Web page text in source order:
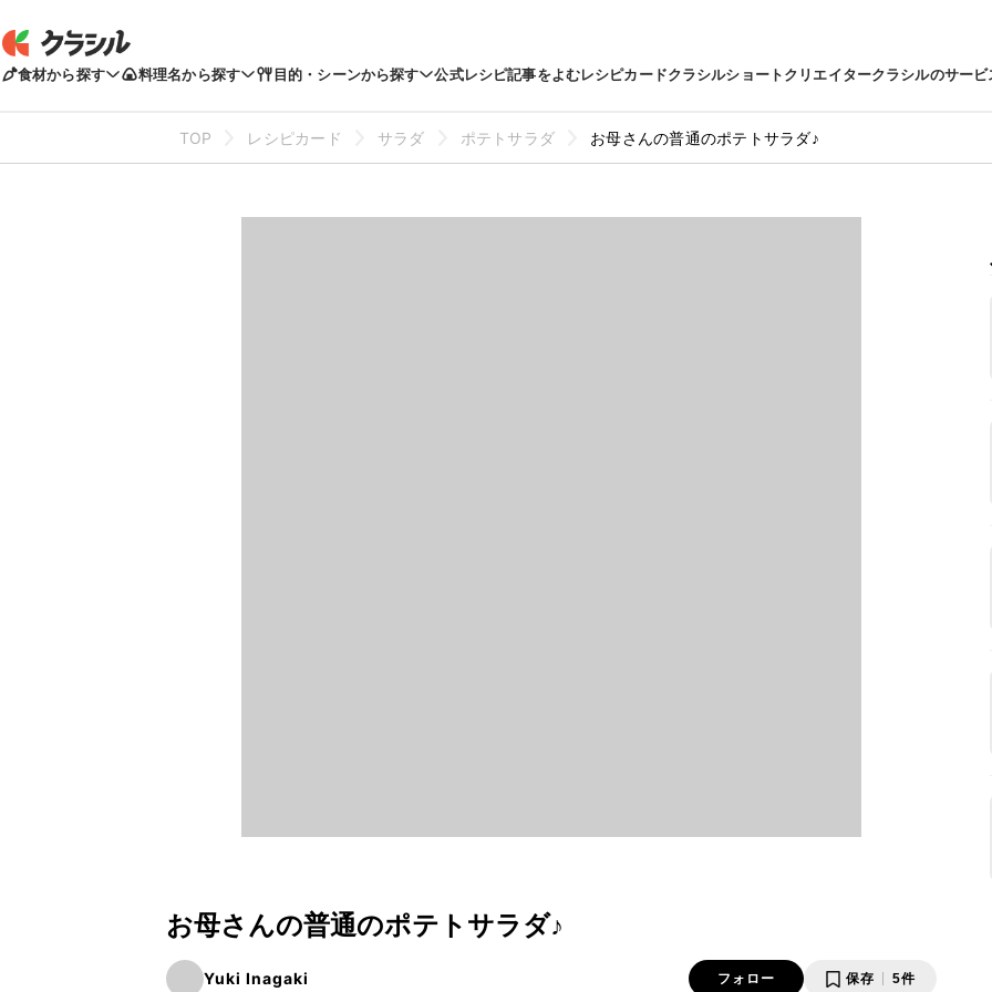
食材から探す 料理名から探す 目的・シーンから探す 公式レシピ記事をよむレシピカードクラシルショートクリエイタークラシルのサービ
TOP レシピカード サラダ ポテトサラダ お母さんの普通のポテトサラダ♪
お母さんの普通のポテトサラダ♪
Yuki Inagaki フォロー 保存 5件